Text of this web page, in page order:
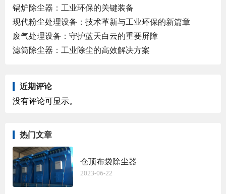
锅炉除尘器：工业环保的关键装备
现代粉尘处理设备：技术革新与工业环保的新篇章
废气处理设备：守护蓝天白云的重要屏障
滤筒除尘器：工业除尘的高效解决方案
近期评论
没有评论可显示。
热门文章
仓顶布袋除尘器
2023-06-22